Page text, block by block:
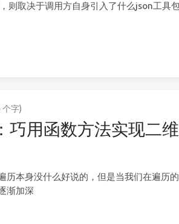
则取决于调用方自身引入了什么json工具
个字)
巧用函数方法实现二
历本身没什么好说的，但是当我们在遍历
渐加深